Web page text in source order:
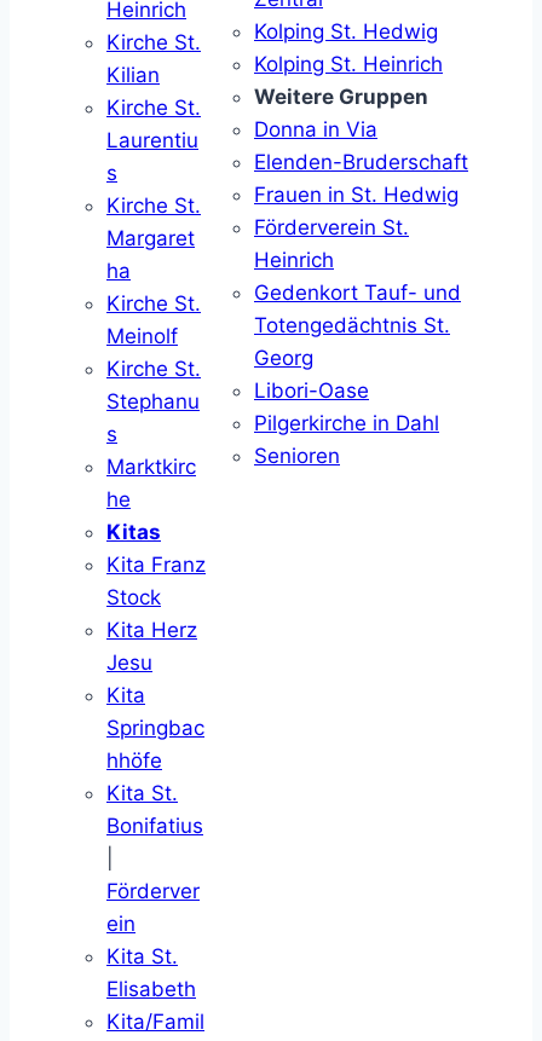
Heinrich
Kirche St.
Kilian
Kirche St.
Laurentiu
s
Kirche St.
Margaret
ha
Kirche St.
Meinolf
Kirche St.
Stephanu
s
Marktkirc
he
Kitas
Kita Franz
Stock
Kita Herz
Jesu
Kita
Springbac
hhöfe
Kita St.
Bonifatius
Förderver
ein
Kita St.
Elisabeth
Kita/Famil
Kolping St. Hedwig
Kolping St. Heinrich
Weitere Gruppen
Donna in Via
Elenden-Bruderschaft
Frauen in St. Hedwig
Förderverein St.
Heinrich
Gedenkort Tauf- und
Totengedächtnis St.
Georg
Libori-Oase
Pilgerkirche in Dahl
Senioren